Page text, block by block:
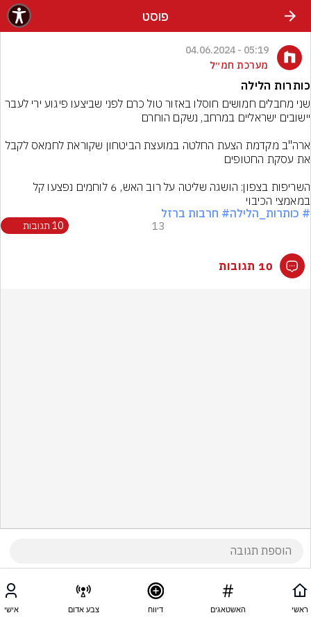
פוסט
05:19 - 04.06.2024
מערכת חמ״ל
כותרות הלילה
שני מחבלים חמושים חוסלו באזור טול כרם לפני שביצעו פיגוע ירי לעבר
במאמצי הכיבוי
# כותרות_הלילה# חרבות ברזל
13 10 תגובות
10 תגובות
ראשי האשטאגים דיווח צבע אדום אישי